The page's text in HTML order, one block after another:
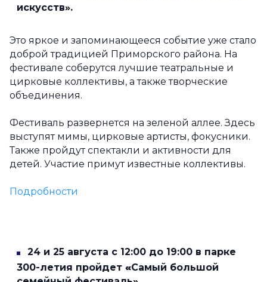
искусств».
Это яркое и запоминающееся событие уже стало
доброй традицией Приморского района. На
фестивале соберутся лучшие театральные и
цирковые коллективы, а также творческие
объединения.
Фестиваль развернется на зеленой аллее. Здесь
выступят мимы, цирковые артисты, фокусники.
Также пройдут спектакли и активности для
детей. Участие примут известные коллективы.
Подробности
24 и 25 августа с 12:00 до 19:00 в парке
300-летия пройдет «Самый большой